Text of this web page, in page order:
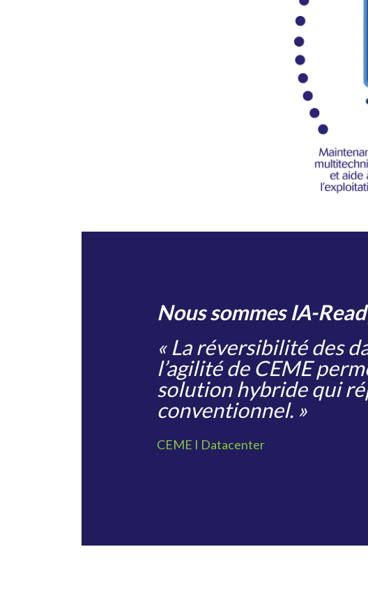
Nous sommesIA-
« La réversibilité des
l’agilité de CEME
solution hybride qui
conventionnel. »
CEME I Datacenter